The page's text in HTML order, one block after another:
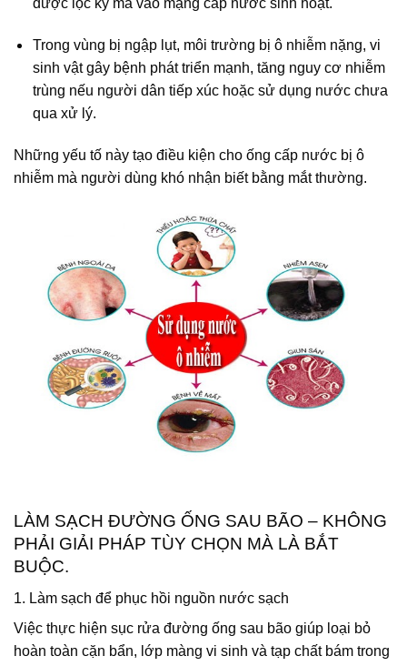
được lọc kỹ mà vào mạng cấp nước sinh hoạt.
Trong vùng bị ngập lụt, môi trường bị ô nhiễm nặng, vi
sinh vật gây bệnh phát triển mạnh, tăng nguy cơ nhiễm
trùng nếu người dân tiếp xúc hoặc sử dụng nước chưa
qua xử lý.
Những yếu tố này tạo điều kiện cho ống cấp nước bị ô
nhiễm mà người dùng khó nhận biết bằng mắt thường.
LÀM SẠCH ĐƯỜNG ỐNG SAU BÃO – KHÔNG
PHẢI GIẢI PHÁP TÙY CHỌN MÀ LÀ BẮT
BUỘC.
1. Làm sạch để phục hồi nguồn nước sạch
Việc thực hiện sục rửa đường ống sau bão giúp loại bỏ
hoàn toàn cặn bẩn, lớp màng vi sinh và tạp chất bám trong